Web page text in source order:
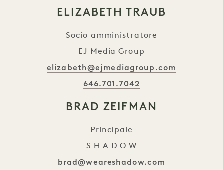
ELIZABETH TRAUB
Socio amministratore
EJ Media Group
elizabeth@ejmediagroup.com
646.701.7042
BRAD ZEIFMAN
Principale
S H A D O W
brad@weareshadow.com